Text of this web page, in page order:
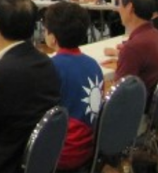
」開幕式，期許數位轉 型迎向下個50年
榮